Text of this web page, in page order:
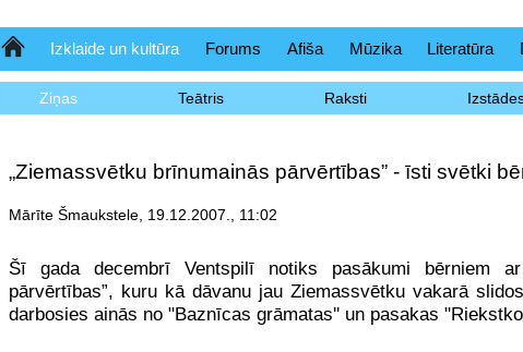
SākumlapaIzklaide un kultūra Forums Afiša Mūzika Literatūra
Ziņas Teātris Raksti
„Ziemassvētku brīnumainās pārvērtības” - īsti svētki
Mārīte Šmaukstele, 19.12.2007., 11:02
Šī gada decembrī Ventspilī notiks pasākumi bērniem ar
pārvērtības”, kuru kā dāvanu jau Ziemassvētku vakarā
darbosies ainās no "Baznīcas grāmatas'' un pasakas